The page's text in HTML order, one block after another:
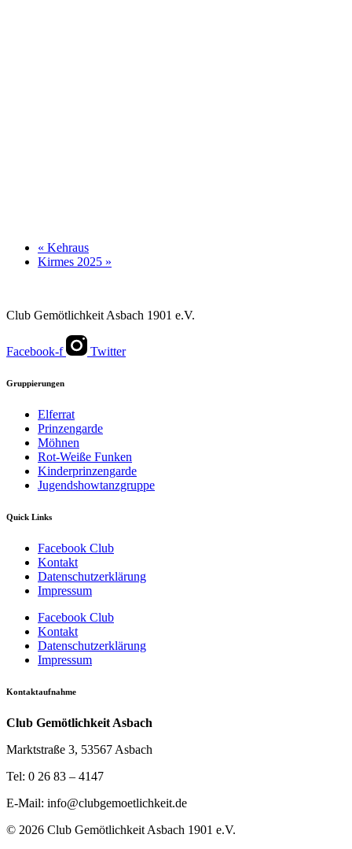
« Kehraus
Kirmes 2025 »
Club Gemötlichkeit Asbach 1901 e.V.
Facebook-f Twitter
Gruppierungen
Elferrat
Prinzengarde
Möhnen
Rot-Weiße Funken
Kinderprinzengarde
Jugendshowtanzgruppe
Quick Links
Facebook Club
Kontakt
Datenschutzerklärung
Impressum
Facebook Club
Kontakt
Datenschutzerklärung
Impressum
Kontaktaufnahme
Club Gemötlichkeit Asbach
Marktstraße 3, 53567 Asbach
Tel: 0 26 83 – 4147
E-Mail: info@clubgemoetlichkeit.de
© 2026 Club Gemötlichkeit Asbach 1901 e.V.